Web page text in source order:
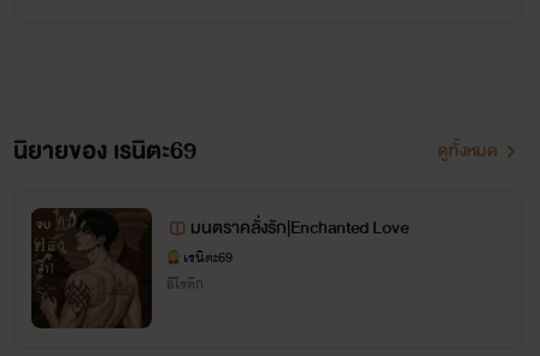
นิยายของ เรนิตะ69 ดูทั้งหมด
จบ มนตราคลั่งรัก|Enchanted Love
เรนิตะ69
อีโรติก